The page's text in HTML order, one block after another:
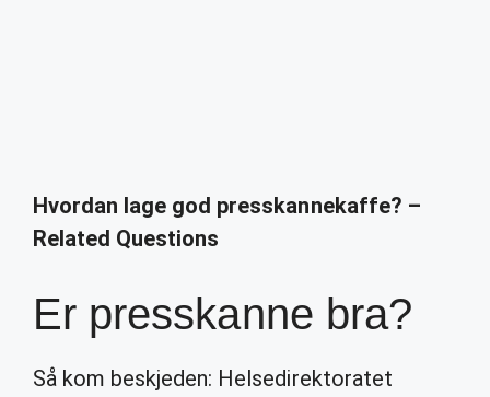
Hvordan lage god presskannekaffe? –
Related Questions
Er presskanne bra?
Så kom beskjeden: Helsedirektoratet